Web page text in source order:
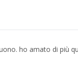
ho amato di più